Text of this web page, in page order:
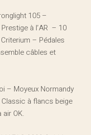
105 –
à l’AR – 10
– Pédales
câbles et
– Moyeux Normandy
à flancs beige
OK.